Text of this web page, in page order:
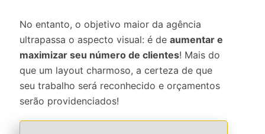
No entanto, o objetivo maior da agência
ultrapassa o aspecto visual: é de aumentar e
maximizar seu número de clientes! Mais do
que um layout charmoso, a certeza de que
seu trabalho será reconhecido e orçamentos
serão providenciados!